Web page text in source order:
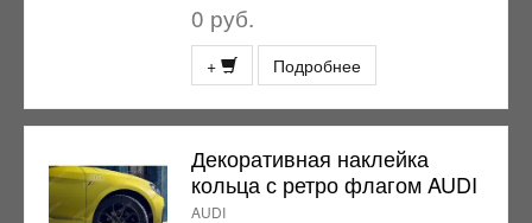
0 руб.
+ Подробнее
Декоративная наклейка
кольца с ретро флагом AUDI
AUDI